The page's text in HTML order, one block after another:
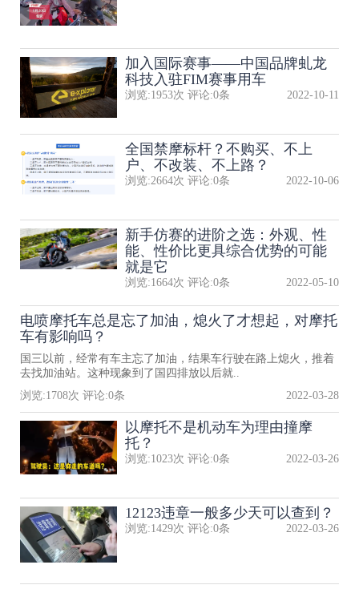
加入国际赛事——中国品牌虬龙
科技入驻FIM赛事用车
浏览:1953次 评论:0条 2022-10-11
全国禁摩标杆？不购买、不上
户、不改装、不上路？
浏览:2664次 评论:0条 2022-10-06
新手仿赛的进阶之选：外观、性
能、性价比更具综合优势的可能
就是它
浏览:1664次 评论:0条 2022-05-10
电喷摩托车总是忘了加油，熄火了才想起，对摩托
车有影响吗？
国三以前，经常有车主忘了加油，结果车行驶在路上熄火，推着
去找加油站。这种现象到了国四排放以后就..
浏览:1708次 评论:0条 2022-03-28
以摩托不是机动车为理由撞摩
托？
浏览:1023次 评论:0条 2022-03-26
12123违章一般多少天可以查到？
浏览:1429次 评论:0条 2022-03-26